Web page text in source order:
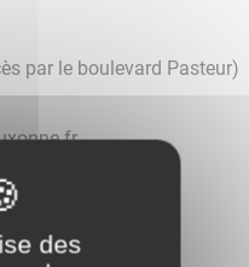
par le boulevard Pasteur)
Empire Auxonne
Facebook du
des